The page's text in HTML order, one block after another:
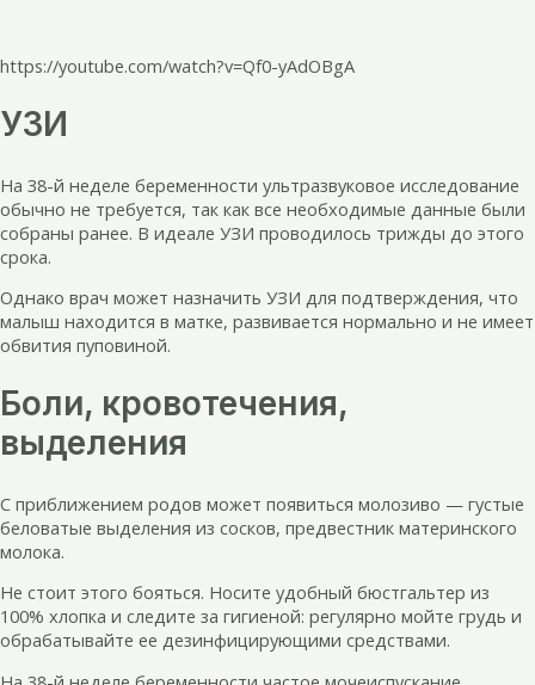
https://youtube.com/watch?v=Qf0-yAdOBgA
УЗИ
На 38-й неделе беременности ультразвуковое исследование
обычно не требуется, так как все необходимые данные были
собраны ранее. В идеале УЗИ проводилось трижды до этого
срока.
Однако врач может назначить УЗИ для подтверждения, что
малыш находится в матке, развивается нормально и не имеет
обвития пуповиной.
Боли, кровотечения,
выделения
С приближением родов может появиться молозиво — густые
беловатые выделения из сосков, предвестник материнского
молока.
Не стоит этого бояться. Носите удобный бюстгальтер из
100% хлопка и следите за гигиеной: регулярно мойте грудь и
обрабатывайте ее дезинфицирующими средствами.